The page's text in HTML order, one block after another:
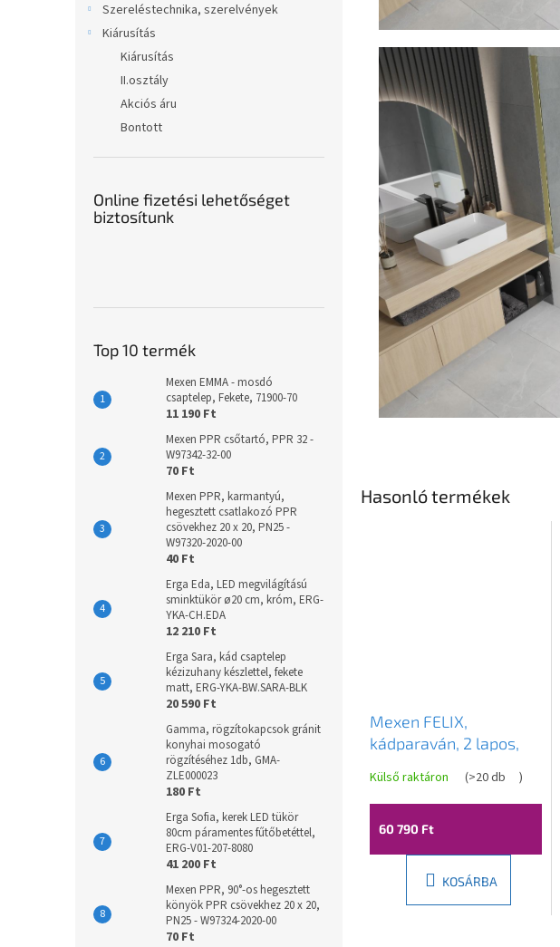
Szereléstechnika, szerelvények
Kiárusítás
Kiárusítás
II.osztály
Akciós áru
Bontott
Online fizetési lehetőséget
biztosítunk
Top 10 termék
Mexen EMMA - mosdó
csaptelep, Fekete, 71900-70
11 190 Ft
Mexen PPR csőtartó, PPR 32 -
W97342-32-00
70 Ft
Mexen PPR, karmantyú,
hegesztett csatlakozó PPR
csövekhez 20 x 20, PN25 -
W97320-2020-00
40 Ft
Erga Eda, LED megvilágítású
sminktükör ø20 cm, króm, ERG-
YKA-CH.EDA
12 210 Ft
Erga Sara, kád csaptelep
kézizuhany készlettel, fekete
matt, ERG-YKA-BW.SARA-BLK
20 590 Ft
Gamma, rögzítokapcsok gránit
konyhai mosogató
rögzítéséhez 1db, GMA-
ZLE000023
180 Ft
Erga Sofia, kerek LED tükör
80cm páramentes fűtőbetéttel,
ERG-V01-207-8080
41 200 Ft
Mexen PPR, 90°-os hegesztett
könyök PPR csövekhez 20 x 20,
PN25 - W97324-2020-00
70 Ft
Hasonló termékek
Mexen FELIX,
kádparaván, 2 lapos,
átlátszó, 890-100-
002-70-00
Külső raktáron (>20 db )
60 790 Ft
KOSÁRBA